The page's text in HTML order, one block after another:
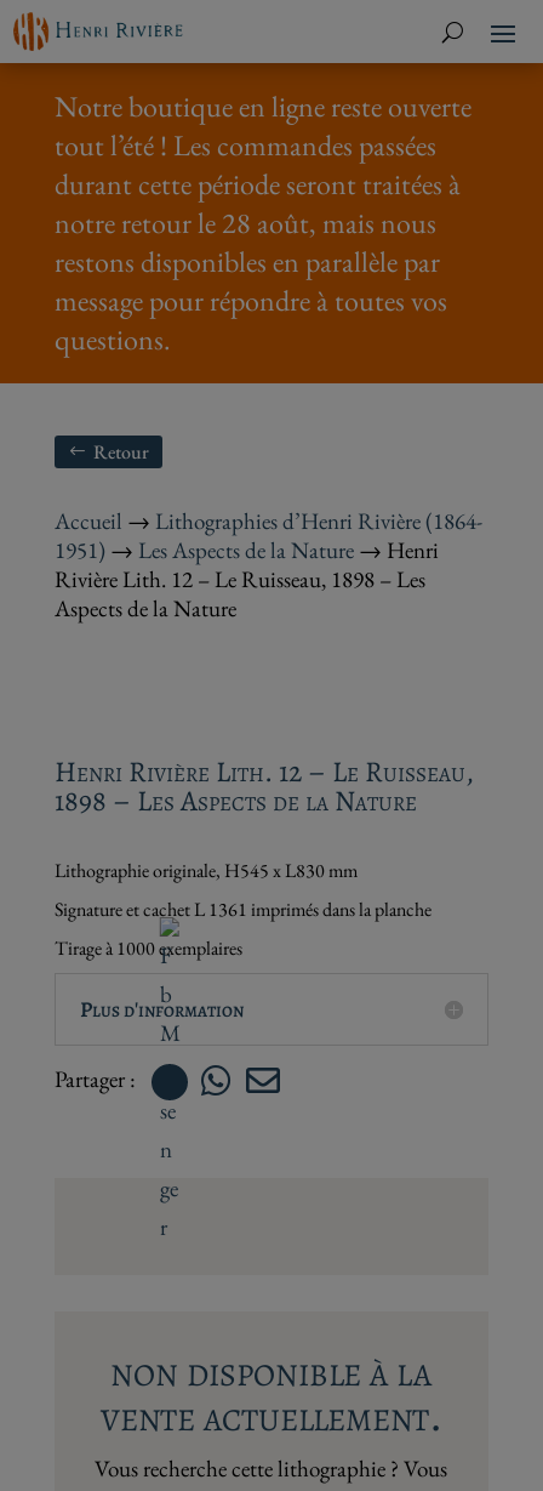
Notre boutique en ligne reste ouverte
tout l’été ! Les commandes passées
durant cette période seront traitées à
notre retour le 28 août, mais nous
restons disponibles en parallèle par
message pour répondre à toutes vos
questions.
Retour
Accueil → Lithographies d’Henri Rivière (1864-
1951) → Les Aspects de la Nature→ Henri
Rivière Lith. 12 – Le Ruisseau, 1898 – Les
Aspects de la Nature
Henri Rivière Lith. 12 – Le Ruisseau,
1898 – Les Aspects de la Nature
Lithographie originale, H545 x L830 mm
Signature et cachet L 1361 imprimés dans la planche
Tirage à 1000 exemplaires
Plus d'information
 
non disponible à la
vente actuellement.
Vous recherche cette lithographie ? Vous